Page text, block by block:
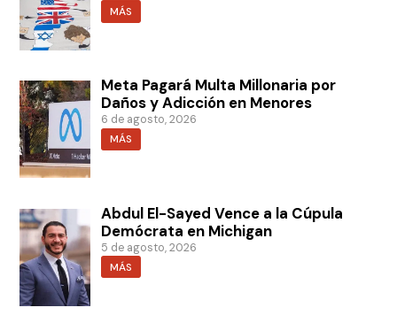
MÁS
Meta Pagará Multa Millonaria por
Daños y Adicción en Menores
6 de agosto, 2026
MÁS
Abdul El-Sayed Vence a la Cúpula
Demócrata en Michigan
5 de agosto, 2026
MÁS